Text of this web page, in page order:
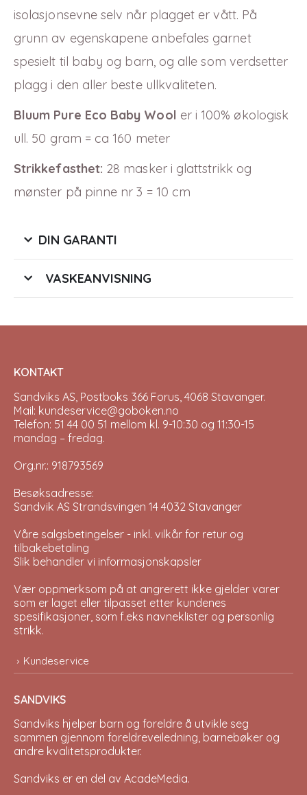
isolasjonsevne selv når plagget er vått. På
grunn av egenskapene anbefales garnet
spesielt til baby og barn, og alle som verdsetter
plagg i den aller beste ullkvaliteten.
Bluum Pure Eco Baby Wool er i 100% økologisk
ull. 50 gram = ca 160 meter
Strikkefasthet: 28 masker i glattstrikk og
mønster på pinne nr 3 = 10 cm
DIN GARANTI
VASKEANVISNING
KONTAKT
Sandviks AS, Postboks 366 Forus, 4068 Stavanger.
Mail: kundeservice@goboken.no
Telefon: 51 44 00 51 mellom kl. 9-10:30 og 11:30-15
mandag – fredag.
Org.nr.: 918793569
Besøksadresse:
Sandvik AS Strandsvingen 14 4032 Stavanger
Våre salgsbetingelser - inkl. vilkår for retur og
tilbakebetaling
Slik behandler vi informasjonskapsler
Vær oppmerksom på at angrerett ikke gjelder varer
som er laget eller tilpasset etter kundenes
spesifikasjoner, som f.eks navneklister og personlig
strikk.
Kundeservice
SANDVIKS
Sandviks hjelper barn og foreldre å utvikle seg
sammen gjennom foreldreveiledning, barnebøker og
andre kvalitetsprodukter.
Sandviks er en del av AcadeMedia.